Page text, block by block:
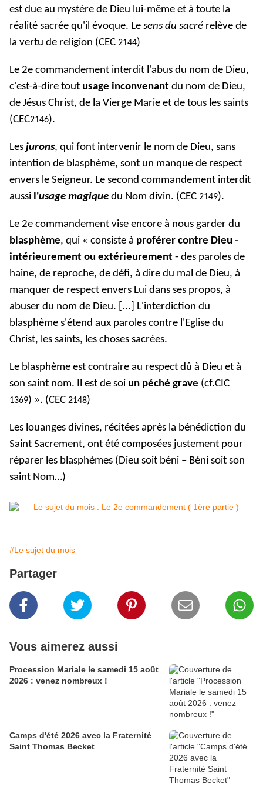
est due au mystère de Dieu lui-même et à toute la
réalité sacrée qu'il évoque. Le sens du sacré relève de
la vertu de religion (CEC 2144)
Le 2e commandement interdit l'abus du nom de Dieu,
c'est-à-dire tout usage inconvenant du nom de Dieu,
de Jésus Christ, de la Vierge Marie et de tous les saints
(CEC2146).
Les jurons, qui font intervenir le nom de Dieu, sans
intention de blasphème, sont un manque de respect
envers le Seigneur. Le second commandement interdit
aussi l'usage magique du Nom divin. (CEC 2149).
Le 2e commandement vise encore à nous garder du
blasphème, qui « consiste à proférer contre Dieu -
intérieurement ou extérieurement - des paroles de
haine, de reproche, de défi, à dire du mal de Dieu, à
manquer de respect envers Lui dans ses propos, à
abuser du nom de Dieu. [...] L'interdiction du
blasphème s'étend aux paroles contre l'Eglise du
Christ, les saints, les choses sacrées.
Le blasphème est contraire au respect dû à Dieu et à
son saint nom. Il est de soi un péché grave (cf.CIC
1369) ». (CEC 2148)
Les louanges divines, récitées après la bénédiction du
Saint Sacrement, ont été composées justement pour
réparer les blasphèmes (Dieu soit béni – Béni soit son
saint Nom…)
#Le sujet du mois
Partager
Vous aimerez aussi
Procession Mariale le samedi 15 août
2026 : venez nombreux !
Camps d'été 2026 avec la Fraternité
Saint Thomas Becket